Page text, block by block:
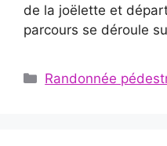
de la joëlette et
parcours se déroule
Catégories
Randonnée